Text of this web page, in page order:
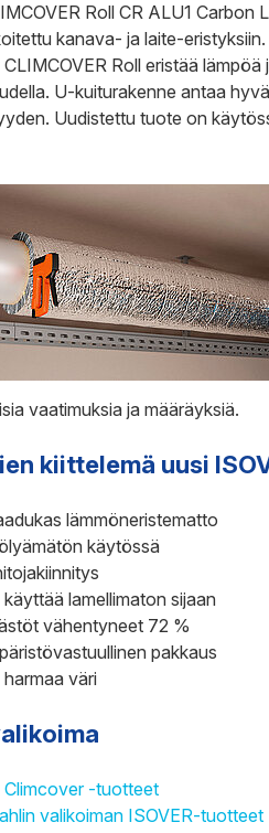
Roll CR ALU1
kanava- ja laite-
Roll eristää
U-kuiturakenne antaa
Uudistettu tuote on
vaatimuksia ja määräyksiä.
kiittelemä uusi
lämmöneristematto
käytössä
lamellimaton sijaan
vähentyneet 72 %
pakkaus
väri
Climcover -tuotteet
valikoiman ISOVER-tuotteet